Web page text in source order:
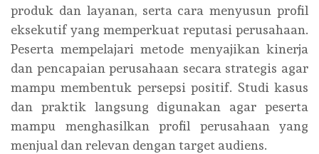
produk dan layanan, serta cara menyusun profil
eksekutif yang memperkuat reputasi perusahaan.
Peserta mempelajari metode menyajikan kinerja
dan pencapaian perusahaan secara strategis agar
mampu membentuk persepsi positif. Studi kasus
dan praktik langsung digunakan agar peserta
mampu menghasilkan profil perusahaan yang
menjual dan relevan dengan target audiens.